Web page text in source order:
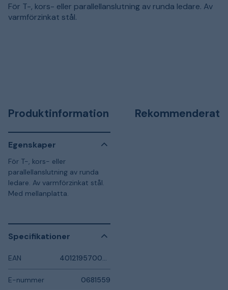
För T-, kors- eller parallellanslutning av runda ledare. Av
varmförzinkat stål.
Produktinformation
Egenskaper
För T-, kors- eller
parallellanslutning av runda
ledare. Av varmförzinkat stål.
Med mellanplatta.
Specifikationer
EAN 4012195700869
E-nummer 0681559
Rekommenderat